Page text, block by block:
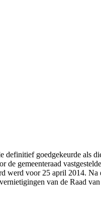
goedgekeurde als
gemeenteraad
werd voor 25 april 2014.
van de Raad